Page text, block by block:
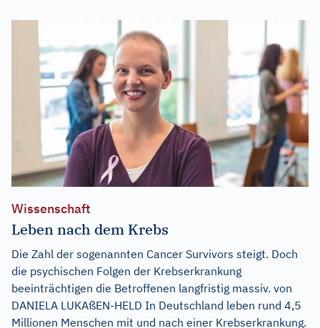
Wissenschaft
Leben nach dem Krebs
Die Zahl der sogenannten Cancer Survivors steigt. Doch
die psychischen Folgen der Krebserkrankung
beeinträchtigen die Betroffenen langfristig massiv. von
DANIELA LUKAßEN-HELD In Deutschland leben rund 4,5
Millionen Menschen mit und nach einer Krebserkrankung.